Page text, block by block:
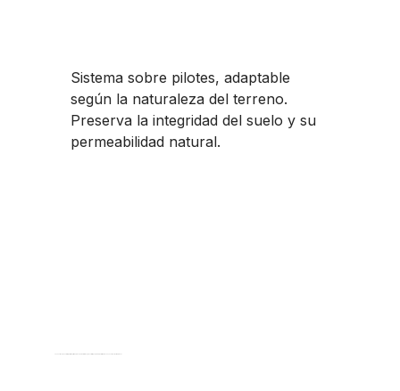
suelo
Sistema sobre pilotes, adaptable
según la naturaleza del terreno.
Preserva la integridad del suelo y su
permeabilidad natural.